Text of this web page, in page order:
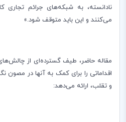
نادانسته، به شبکه‌های جرائم تجاری
می‌کنند و این باید متوقف شود.»
مقاله حاضر، طیف گسترده‌ای از
اقداماتی را برای کمک به آنها در مصون
و تقلب، ارائه می‌دهد: